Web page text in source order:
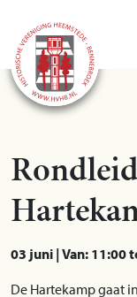
03 juni | Van: 11:00
De Hartekamp gaat